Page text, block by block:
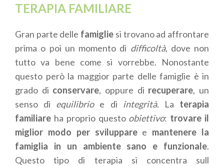
TERAPIA FAMILIARE
Gran parte delle famiglie si trovano ad affrontare
prima o poi un momento di difficoltà, dove non
tutto va bene come si vorrebbe. Nonostante
questo però la maggior parte delle famiglie è in
grado di conservare, oppure di recuperare, un
senso di equilibrio e di integrità. La terapia
familiare ha proprio questo obiettivo: trovare il
miglior modo per svilupparee mantenere la
famiglia in un ambiente sano e funzionale.
Questo tipo di terapia si concentra sull